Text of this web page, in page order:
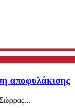
αποφυλάκισης